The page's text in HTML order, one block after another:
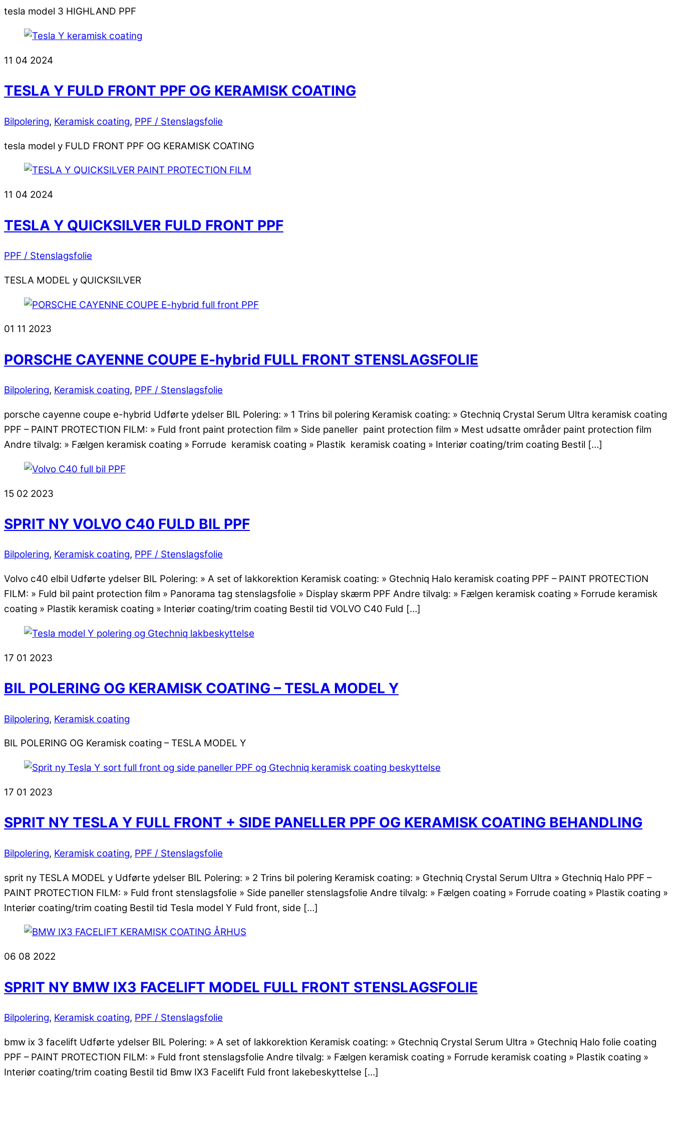
tesla model 3 HIGHLAND PPF
11 04 2024
TESLA Y FULD FRONT PPF OG KERAMISK COATING
Bilpolering, Keramisk coating, PPF / Stenslagsfolie
tesla model y FULD FRONT PPF OG KERAMISK COATING
11 04 2024
TESLA Y QUICKSILVER FULD FRONT PPF
PPF / Stenslagsfolie
TESLA MODEL y QUICKSILVER
01 11 2023
PORSCHE CAYENNE COUPE E-hybrid FULL FRONT STENSLAGSFOLIE
Bilpolering, Keramisk coating, PPF / Stenslagsfolie
porsche cayenne coupe e-hybrid Udførte ydelser BIL Polering: » 1 Trins bil polering Keramisk coating: » Gtechniq Crystal Serum Ultra keramisk coating
PPF – PAINT PROTECTION FILM: » Fuld front paint protection film » Side paneller paint protection film » Mest udsatte områder paint protection film
Andre tilvalg: » Fælgen keramisk coating » Forrude keramisk coating » Plastik keramisk coating » Interiør coating/trim coating Bestil […]
15 02 2023
SPRIT NY VOLVO C40 FULD BIL PPF
Bilpolering, Keramisk coating, PPF / Stenslagsfolie
Volvo c40 elbil Udførte ydelser BIL Polering: » A set of lakkorektion Keramisk coating: » Gtechniq Halo keramisk coating PPF – PAINT PROTECTION
FILM: » Fuld bil paint protection film » Panorama tag stenslagsfolie » Display skærm PPF Andre tilvalg: » Fælgen keramisk coating » Forrude keramisk
coating » Plastik keramisk coating » Interiør coating/trim coating Bestil tid VOLVO C40 Fuld […]
17 01 2023
BIL POLERING OG KERAMISK COATING – TESLA MODEL Y
Bilpolering, Keramisk coating
BIL POLERING OG Keramisk coating – TESLA MODEL Y
17 01 2023
SPRIT NY TESLA Y FULL FRONT + SIDE PANELLER PPF OG KERAMISK COATING BEHANDLING
Bilpolering, Keramisk coating, PPF / Stenslagsfolie
sprit ny TESLA MODEL y Udførte ydelser BIL Polering: » 2 Trins bil polering Keramisk coating: » Gtechniq Crystal Serum Ultra » Gtechniq Halo PPF –
PAINT PROTECTION FILM: » Fuld front stenslagsfolie » Side paneller stenslagsfolie Andre tilvalg: » Fælgen coating » Forrude coating » Plastik coating »
Interiør coating/trim coating Bestil tid Tesla model Y Fuld front, side […]
06 08 2022
SPRIT NY BMW IX3 FACELIFT MODEL FULL FRONT STENSLAGSFOLIE
Bilpolering, Keramisk coating, PPF / Stenslagsfolie
bmw ix 3 facelift Udførte ydelser BIL Polering: » A set of lakkorektion Keramisk coating: » Gtechniq Crystal Serum Ultra » Gtechniq Halo folie coating
PPF – PAINT PROTECTION FILM: » Fuld front stenslagsfolie Andre tilvalg: » Fælgen keramisk coating » Forrude keramisk coating » Plastik coating »
Interiør coating/trim coating Bestil tid Bmw IX3 Facelift Fuld front lakebeskyttelse […]